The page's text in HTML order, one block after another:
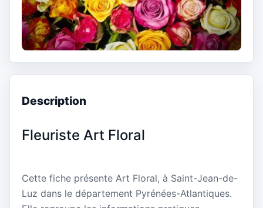
Description
Fleuriste Art Floral
Cette fiche présente Art Floral, à Saint-Jean-de-
Luz dans le département Pyrénées-Atlantiques.